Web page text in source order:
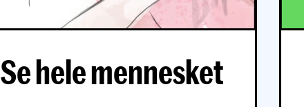
Se hele mennesket